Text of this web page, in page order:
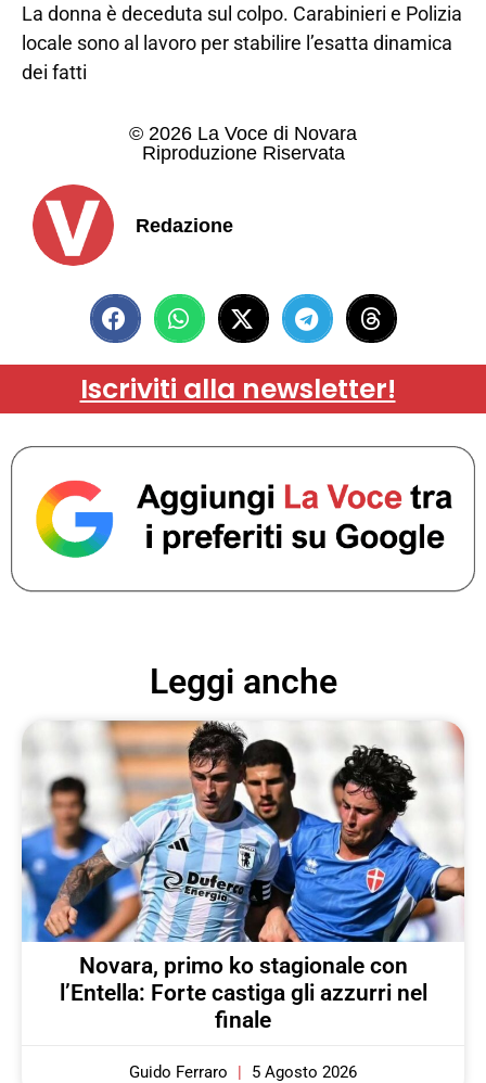
La donna è deceduta sul colpo. Carabinieri e Polizia
locale sono al lavoro per stabilire l’esatta dinamica
dei fatti
© 2026 La Voce di Novara
Riproduzione Riservata
Redazione
Iscriviti alla newsletter!
Leggi anche
Novara, primo ko stagionale con
l’Entella: Forte castiga gli azzurri nel
finale
Guido Ferraro 5 Agosto 2026